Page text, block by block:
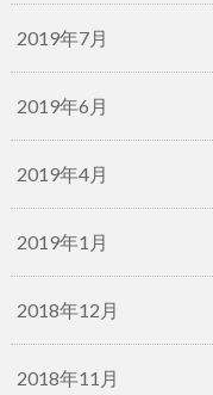
2019年7月
2019年6月
2019年4月
2019年1月
2018年12月
2018年11月